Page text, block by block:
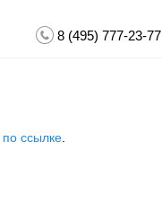
8 (495) 777-23-77
по ссылке